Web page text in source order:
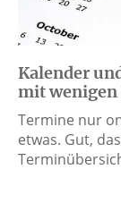
Kalender
mit
Termine nur
etwas. Gut,